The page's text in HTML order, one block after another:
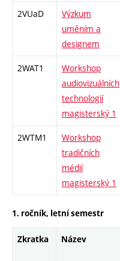
2VUaD
Výzkum
uměním a
designem
2WAT1
Workshop
audiovizuálních
technologií
magisterský 1
2WTM1
Workshop
tradičních
médií
magisterský 1
1. ročník, letní semestr
Zkratka Název